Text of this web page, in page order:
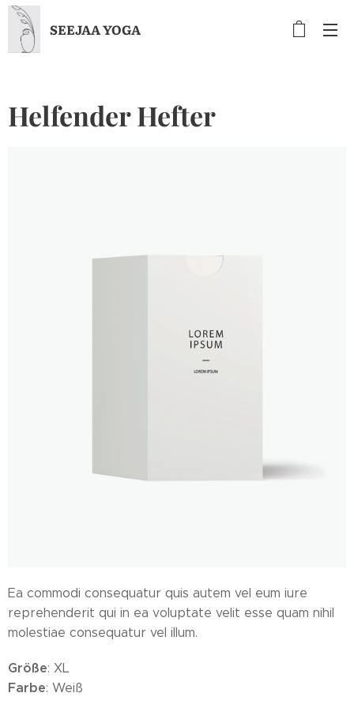
SEEJAA YOGA
Helfender Hefter
Ea commodi consequatur quis autem vel eum iure
reprehenderit qui in ea voluptate velit esse quam nihil
molestiae consequatur vel illum.
Größe: XL
Farbe: Weiß